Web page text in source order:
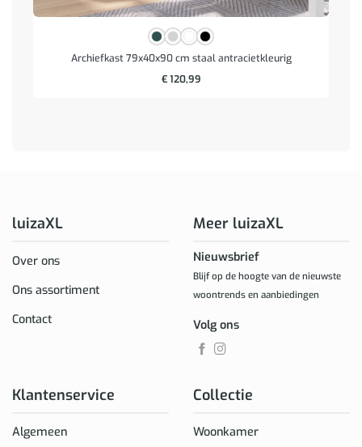
Archiefkast 79x40x90 cm staal antracietkleurig
€120,99
luizaXL
Over ons
Ons assortiment
Contact
Klantenservice
Algemeen
Collectie
Woonkamer
Meer luizaXL
Nieuwsbrief
Blijf op de hoogte van de nieuwste
woontrends en aanbiedingen
Volg ons